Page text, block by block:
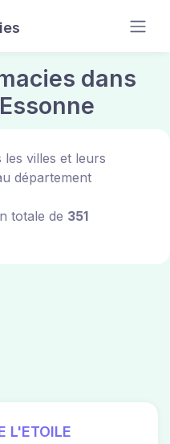
dans
les villes et leurs
département
totale de 351
L'ETOILE